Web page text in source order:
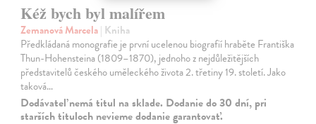
Kéž bych byl malířem
Zemanová Marcela| Kniha
Předkládaná monografie je první ucelenou biografií hraběte Františka
Thun-Hohensteina (1809–1870), jednoho z nejdůležitějších
představitelů českého uměleckého života 2. třetiny 19. století. Jako
taková…
Dodávateľ nemá titul na sklade. Dodanie do 30 dní, pri
starších tituloch nevieme dodanie garantovať.